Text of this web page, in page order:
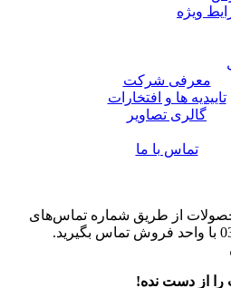
ویژه
معرفی شرکت
تاییدیه ها و افتخارات
گالری تصاویر
تماس با ما
از طریق شماره تماس‌‌های
از دست نده!